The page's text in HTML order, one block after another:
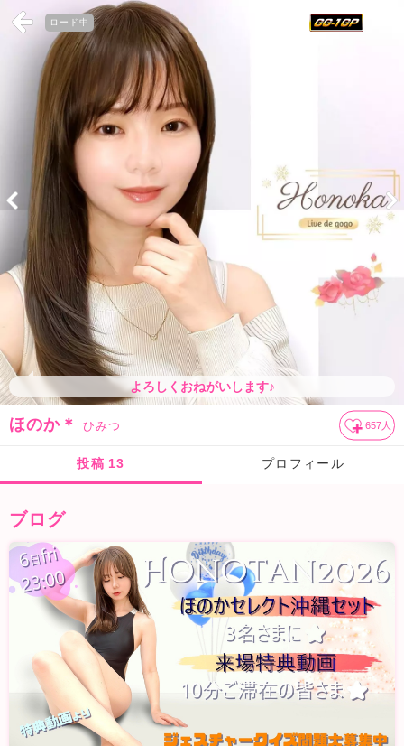
ロード中
よろしくおねがいします♪
ほのか＊ ひみつ 657 人
投稿 13 プロフィール
ブログ